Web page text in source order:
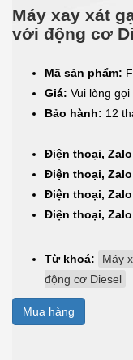
Máy xay xát
với động cơ
Mã sản phẩm:
Giá: Vui lòng gọi
Bảo hành: 12
Điện thoại,
Điện thoại,
Điện thoại,
Điện thoại,
Từ khoá:
Máy
động cơ Diesel
Mua hàng